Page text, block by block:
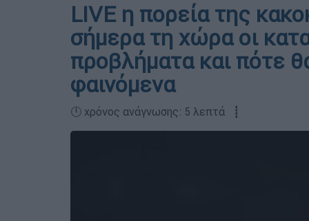
LIVE η πορεία της
σήμερα τη χώρα οι
προβλήματα και πότε
φαινόμενα
🕛 χρόνος ανάγνωσης: 5 λεπτά ┋